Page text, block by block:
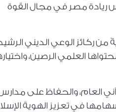
ريادة مصر في مجال القوة
من ركائز الوعي الديني
العلمي الرصين،
العام، والحفاظ على
في تعزيز الهوية